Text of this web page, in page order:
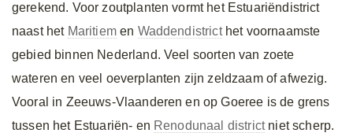
gerekend. Voor zoutplanten vormt het Estuariëndistrict
naast het Maritiemen Waddendistricthet voornaamste
gebied binnen Nederland. Veel soorten van zoete
wateren en veel oeverplanten zijn zeldzaam of afwezig.
Vooral in Zeeuws-Vlaanderen en op Goeree is de grens
tussen het Estuariën- en Renodunaal districtniet scherp.